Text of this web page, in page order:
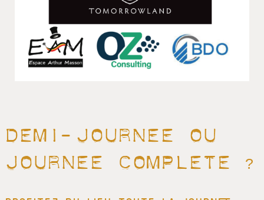
Demi-journEe ou
journEe complEte ?